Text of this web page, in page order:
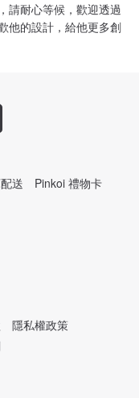
請耐心等候，歡迎透過
他的設計，給他更多創
送
Pinkoi 禮物卡
隱私權政策